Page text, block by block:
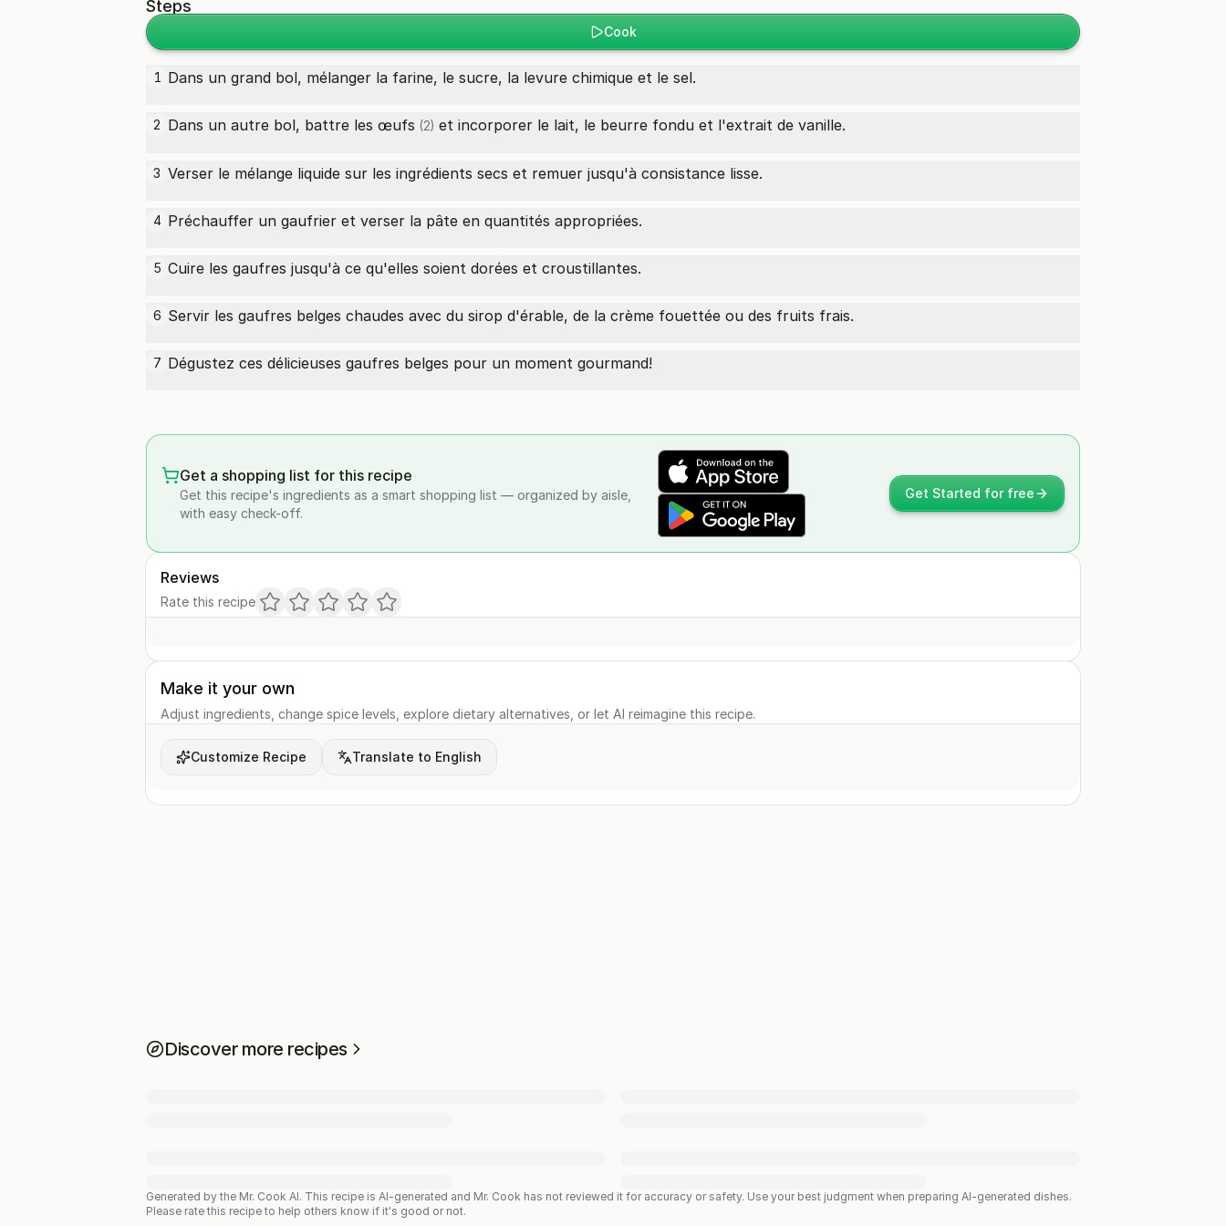
Steps
Cook
1 Dans un grand bol, mélanger la farine, le sucre, la levure chimique et le sel.
2 Dans un autre bol, battre les œufs (2) et incorporer le lait, le beurre fondu et l'extrait de vanille.
3 Verser le mélange liquide sur les ingrédients secs et remuer jusqu'à consistance lisse.
4 Préchauffer un gaufrier et verser la pâte en quantités appropriées.
5 Cuire les gaufres jusqu'à ce qu'elles soient dorées et croustillantes.
6 Servir les gaufres belges chaudes avec du sirop d'érable, de la crème fouettée ou des fruits frais.
7 Dégustez ces délicieuses gaufres belges pour un moment gourmand!
Get a shopping list for this recipe
Get this recipe's ingredients as a smart shopping list — organized by aisle,
with easy check-off.
Get Started for free
Reviews
Rate this recipe
Make it your own
Adjust ingredients, change spice levels, explore dietary alternatives, or let AI reimagine this recipe.
Customize Recipe Translate to English
Discover more recipes
Generated by the Mr. Cook AI. This recipe is AI-generated and Mr. Cook has not reviewed it for accuracy or safety. Use your best judgment when preparing AI-generated dishes.
Please rate this recipe to help others know if it's good or not.